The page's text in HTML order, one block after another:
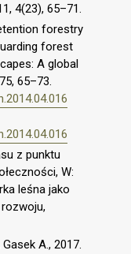
4(23), 65–71.
forestry
forest
A global
65–73.
z punktu
W:
leśna jako
A., 2017.